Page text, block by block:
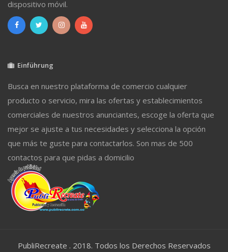
dispositivo móvil.
Einführung
Busca en nuestro plataforma de comercio cualquier
producto o servicio, mira las ofertas y establecimientos
comerciales de nuestros anunciantes, escoge la oferta que
mejor se ajuste a tus necesidades y selecciona la opción
que más te guste para contactarlos. Son mas de 500
contactos para que pidas a domicilio
PubliRecreate . 2018. Todos los Derechos Reservados